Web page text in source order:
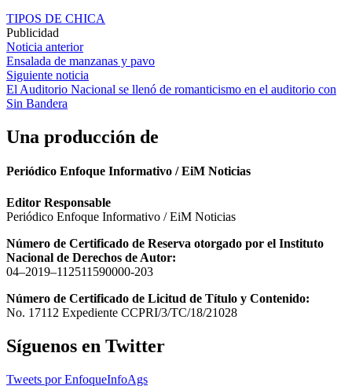
TIPOS DE CHICA
Publicidad
Navegación
de
entradas
Noticia anterior
Ensalada de manzanas y pavo
Siguiente noticia
El Auditorio Nacional se llenó de romanticismo en el auditorio con
Sin Bandera
Una producción de
Periódico Enfoque Informativo / EiM Noticias
Editor Responsable
Periódico Enfoque Informativo / EiM Noticias
Número de Certificado de Reserva otorgado por el Instituto
Nacional de Derechos de Autor:
04–2019–112511590000-203
Número de Certificado de Licitud de Título y Contenido:
No. 17112 Expediente CCPRI/3/TC/18/21028
Síguenos en Twitter
Tweets por EnfoqueInfoAgs